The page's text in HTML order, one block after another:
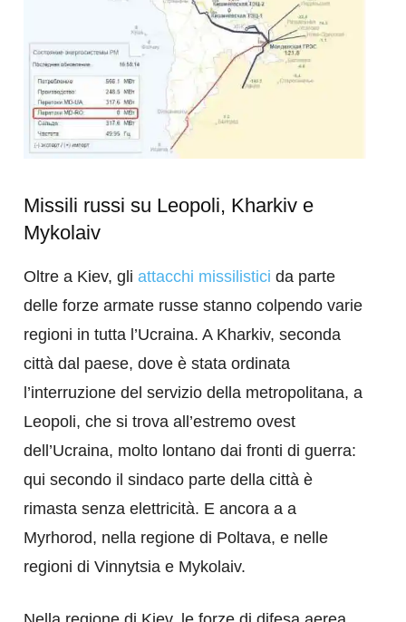
Missili russi su Leopoli, Kharkiv e
Mykolaiv
Oltre a Kiev, gli attacchi missilistici da parte
delle forze armate russe stanno colpendo varie
regioni in tutta l’Ucraina. A Kharkiv, seconda
città dal paese, dove è stata ordinata
l’interruzione del servizio della metropolitana, a
Leopoli, che si trova all’estremo ovest
dell’Ucraina, molto lontano dai fronti di guerra:
qui secondo il sindaco parte della città è
rimasta senza elettricità. E ancora a a
Myrhorod, nella regione di Poltava, e nelle
regioni di Vinnytsia e Mykolaiv.